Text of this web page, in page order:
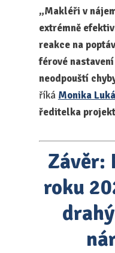
„Makléři v
extrémně
reakce na
férové
neodpouští
říká Monika
ředitelka
Závěr:
roku